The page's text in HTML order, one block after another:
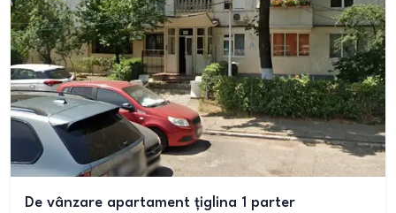
De vânzare apartament țiglina 1 parter